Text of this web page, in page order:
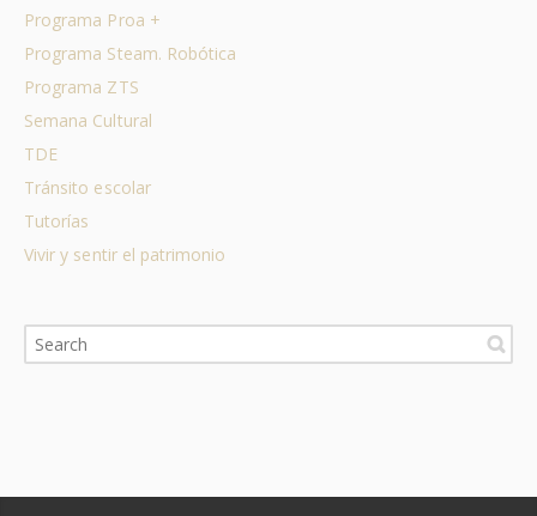
Programa Proa +
Programa Steam. Robótica
Programa ZTS
Semana Cultural
TDE
Tránsito escolar
Tutorías
Vivir y sentir el patrimonio